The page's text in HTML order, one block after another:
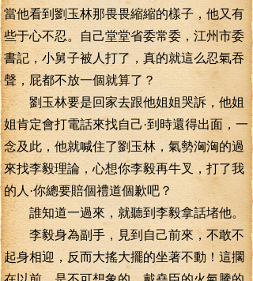
當他看到劉玉林那畏畏縮縮的樣子，他又有
些于心不忍。自己堂堂省委常委，江州市委
書記，小舅子被人打了，真的就這么忍氣吞
聲，屁都不放一個就算了？
劉玉林要是回家去跟他姐姐哭訴，他姐
姐肯定會打電話來找自己·到時還得出面，一
念及此，他就喊住了劉玉林，氣勢洶洶的過
來找李毅理論，心想你李毅再牛叉，打了我
的人·你總要賠個禮道個歉吧？
誰知道一過來，就聽到李毅拿話堵他。
李毅身為副手，見到自己前來，不敢不
起身相迎，反而大搖大擺的坐著不動！這擱